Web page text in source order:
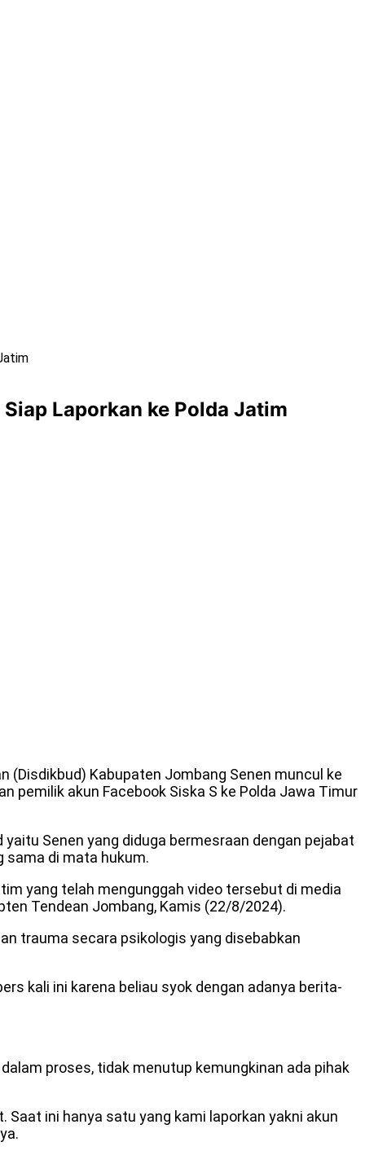
Laporkan ke Polda Jatim
(Disdikbud) Kabupaten Jombang Senen muncul ke
pemilik akun Facebook Siska S ke Polda Jawa Timur
Senen yang diduga bermesraan dengan pejabat
sama di mata hukum.
yang telah mengunggah video tersebut di media
Tendean Jombang, Kamis (22/8/2024).
trauma secara psikologis yang disebabkan
kali ini karena beliau syok dengan adanya berita-
proses, tidak menutup kemungkinan ada pihak
ini hanya satu yang kami laporkan yakni akun